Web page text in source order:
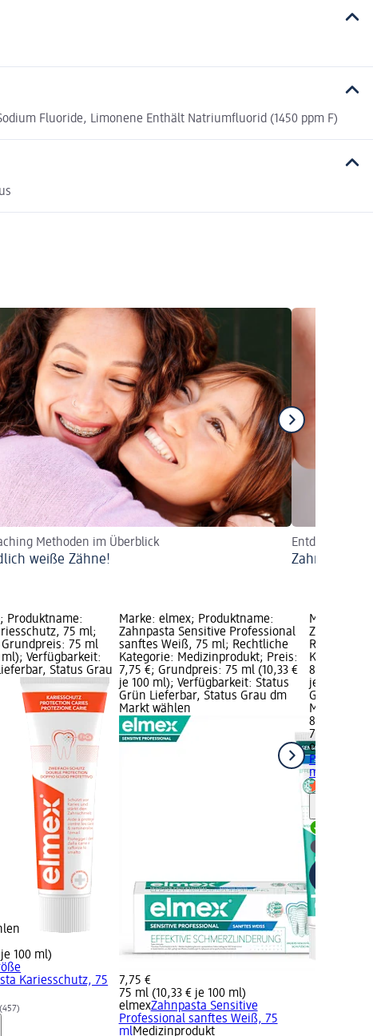
Fluoride, Limonene Enthält Natriumfluorid (1450 ppm F)
Methoden im Überblick
weiße Zähne!
Entdecken Sie
Zahnpasta
Produktname:
75 ml;
75 ml
ml); Verfügbarkeit:
Status Grau
100 ml)
Kariesschutz, 75
(457)
Marke: elmex; Produktname:
Zahnpasta Sensitive Professional
sanftes Weiß, 75 ml; Rechtliche
Kategorie: Medizinprodukt; Preis:
7,75 €; Grundpreis: 75 ml (10,33 €
je 100 ml); Verfügbarkeit: Status
Grün Lieferbar, Status Grau dm
Markt wählen
7,75 €
75 ml (10,33 € je 100 ml)
elmexZahnpasta Sensitive
Professional sanftes Weiß, 75
mlMedizinprodukt
Marke:
Zahnpasta
Repair &
Kategorie:
8,95 €;
je 100 ml);
Grün
Markt
8,95 €
75 ml
elmex
ml